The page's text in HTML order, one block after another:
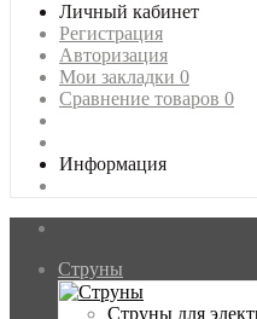
Личный кабинет
Регистрация
Авторизация
Мои закладки 0
Сравнение товаров 0
Информация
Струны
Струны для
Главная